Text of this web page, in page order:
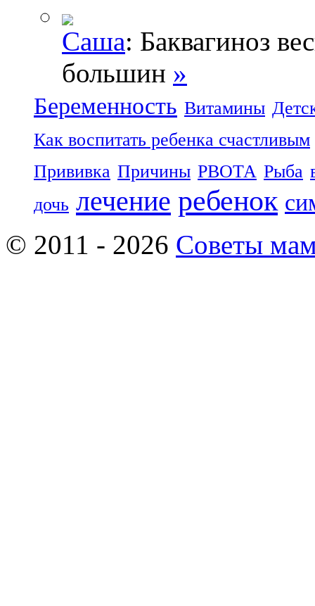
Саша: Баквагиноз
большин »
Беременность Витамины
Как воспитать ребенка счастливым
Прививка Причины РВОТА Рыба
дочь лечение ребенок
© 2011 - 2026 Советы